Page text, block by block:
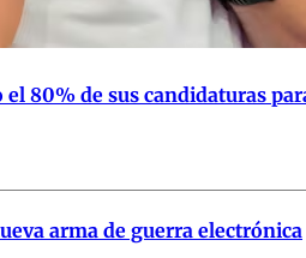
80% de sus candidaturas
arma de guerra electrónica